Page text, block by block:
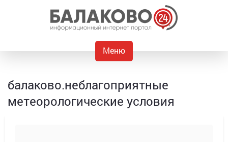
Меню
балаково.неблагоприятные
метеорологические условия